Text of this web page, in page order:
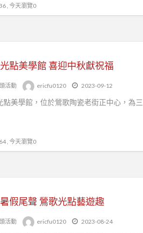
, 今天瀏覽0
點美學館 喜迎中秋獻祝福
活動 ericfu0120 2023-09-12
點美學館，位於鶯歌陶瓷老街正中心，為
, 今天瀏覽0
假尾聲 鶯歌光點藝遊趣
活動 ericfu0120 2023-08-24